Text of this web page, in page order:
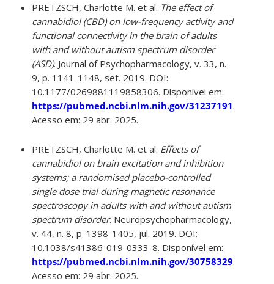
PRETZSCH, Charlotte M. et al. The effect of
cannabidiol (CBD) on low-frequency activity and
functional connectivity in the brain of adults
with and without autism spectrum disorder
(ASD). Journal of Psychopharmacology, v. 33, n.
9, p. 1141-1148, set. 2019. DOI:
10.1177/0269881119858306. Disponível em:
https://pubmed.ncbi.nlm.nih.gov/31237191.
Acesso em: 29 abr. 2025.
PRETZSCH, Charlotte M. et al. Effects of
cannabidiol on brain excitation and inhibition
systems; a randomised placebo-controlled
single dose trial during magnetic resonance
spectroscopy in adults with and without autism
spectrum disorder. Neuropsychopharmacology,
v. 44, n. 8, p. 1398-1405, jul. 2019. DOI:
10.1038/s41386-019-0333-8. Disponível em:
https://pubmed.ncbi.nlm.nih.gov/30758329.
Acesso em: 29 abr. 2025.